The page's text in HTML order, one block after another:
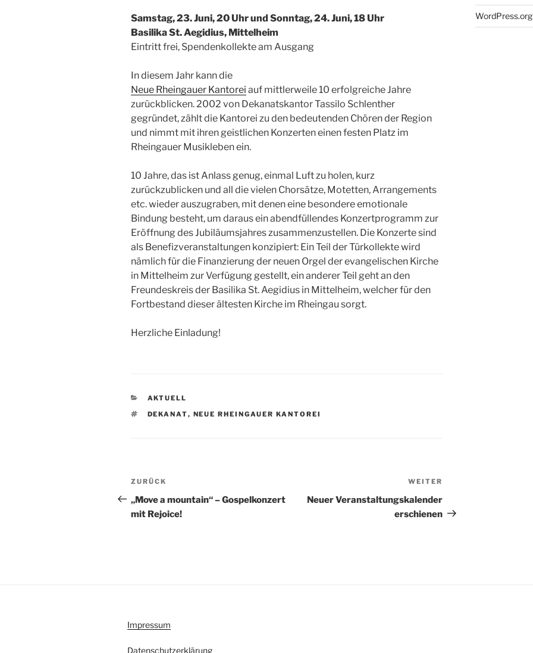
Samstag, 23. Juni, 20 Uhr und Sonntag, 24. Juni, 18 Uhr
Basilika St. Aegidius, Mittelheim
Eintritt frei, Spendenkollekte am Ausgang
In diesem Jahr kann die
Neue Rheingauer Kantorei auf mittlerweile 10 erfolgreiche Jahre
zurückblicken. 2002 von Dekanatskantor Tassilo Schlenther
gegründet, zählt die Kantorei zu den bedeutenden Chören der Region
und nimmt mit ihren geistlichen Konzerten einen festen Platz im
Rheingauer Musikleben ein.
10 Jahre, das ist Anlass genug, einmal Luft zu holen, kurz
zurückzublicken und all die vielen Chorsätze, Motetten, Arrangements
etc. wieder auszugraben, mit denen eine besondere emotionale
Bindung besteht, um daraus ein abendfüllendes Konzertprogramm zur
Eröffnung des Jubiläumsjahres zusammenzustellen. Die Konzerte sind
als Benefizveranstaltungen konzipiert: Ein Teil der Türkollekte wird
nämlich für die Finanzierung der neuen Orgel der evangelischen Kirche
in Mittelheim zur Verfügung gestellt, ein anderer Teil geht an den
Freundeskreis der Basilika St. Aegidius in Mittelheim, welcher für den
Fortbestand dieser ältesten Kirche im Rheingau sorgt.
Herzliche Einladung!
KATEGORIEN
AKTUELL
SCHLAGWÖRTER
DEKANAT, NEUE RHEINGAUER KANTOREI
Beitragsnavigation
Vorheriger
Beitrag
ZURÜCK
„Move a mountain“ – Gospelkonzert
mit Rejoice!
Beitrag
WEITER
Neuer Veranstaltungskalender
erschienen
WordPress.org
Impressum
Datenschutzerklärung